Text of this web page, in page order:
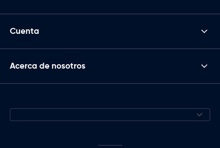
Cuenta
Acerca de nosotros